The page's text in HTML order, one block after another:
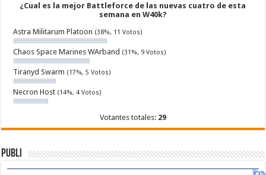
¿Cual es la mejor Battleforce de las nuevas cuatro de esta
semana en W40k?
Astra Militarum Platoon (38%, 11 Votos)
Chaos Space Marines WArband (31%, 9 Votos)
Tiranyd Swarm (17%, 5 Votos)
Necron Host (14%, 4 Votos)
Votantes totales: 29
Publi